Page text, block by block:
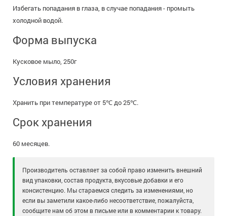
Избегать попадания в глаза, в случае попадания - промыть
холодной водой.
Форма выпуска
Кусковое мыло, 250г
Условия хранения
Хранить при температуре от 5℃ до 25℃.
Срок хранения
60 месяцев.
Производитель оставляет за собой право изменить внешний
вид упаковки, состав продукта, вкусовые добавки и его
консистенцию. Мы стараемся следить за изменениями, но
если вы заметили какое-либо несоответствие, пожалуйста,
сообщите нам об этом в письме или в комментарии к товару.